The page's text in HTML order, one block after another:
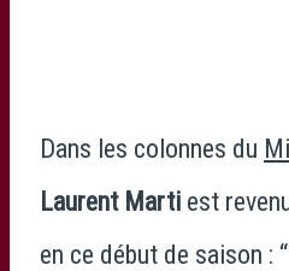
Dans les colonnes du
Laurent Marti est
en ce début de saison : “